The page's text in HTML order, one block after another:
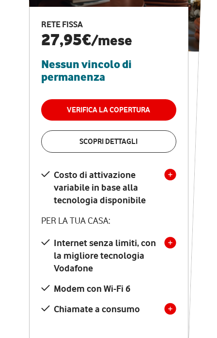
RETE FISSA
27,95€/mese
Nessun vincolo di
permanenza
VERIFICA LA COPERTURA
SCOPRI DETTAGLI
Costo di attivazione
variabile in base alla
tecnologia disponibile
PER LA TUA CASA:
Internet senza limiti, con
la migliore tecnologia
Vodafone
Modem con Wi-Fi 6
Chiamate a consumo
CASA PRO
Internet veloce e
vantaggi speciali
RETE FISSA + VODAFONE CLUB
29,95€
permanenza
VERIFICA LA COPERTURA
Costo di attivazione
variabile in base alla
tecnologia disponibile
PER LA TUA CASA:
Internet senza limiti, con
la migliore tecnologia
Vodafone
Modem Seven con Wi-Fi 7
Chiamate illimitate verso
numeri fissi e mobili
nazionali